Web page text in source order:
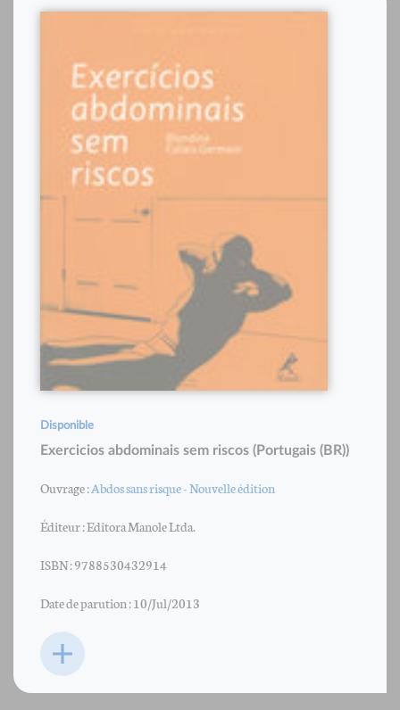
Disponible
Exercicios abdominais sem riscos (Portugais (BR))
Ouvrage :Abdos sans risque - Nouvelle édition
Éditeur : Editora Manole Ltda.
ISBN : 9788530432914
Date de parution : 10/Jul/2013